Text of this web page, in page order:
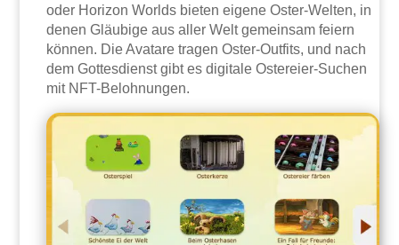
oder Horizon Worlds bieten eigene Oster-Welten, in
denen Gläubige aus aller Welt gemeinsam feiern
können. Die Avatare tragen Oster-Outfits, und nach
dem Gottesdienst gibt es digitale Ostereier-Suchen
mit NFT-Belohnungen.